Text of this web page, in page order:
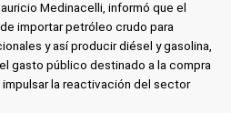
Medinacelli, informó que el
importar petróleo crudo para
y así producir diésel y gasolina,
gasto público destinado a la compra
la reactivación del sector